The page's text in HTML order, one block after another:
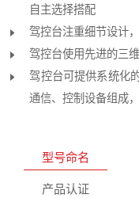
自主选择搭配
驾控台注重细节设计
驾控台使用先进的三
驾控台可提供系统化
通信、控制设备组成
型号命名
产品认证